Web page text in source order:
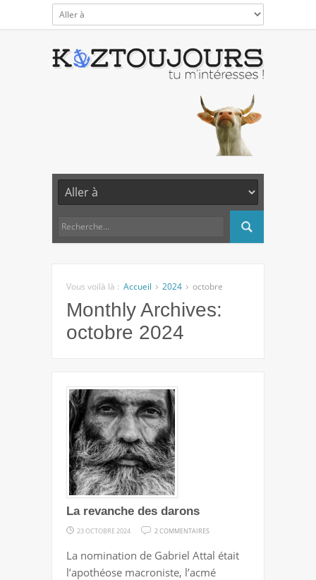
Vous voilà là : Accueil 2024 octobre
Monthly Archives:
octobre 2024
La revanche des darons
23 OCTOBRE 2024 2 COMMENTAIRES
REVANCHE
La nomination de Gabriel Attal était
l’apothéose macroniste, l’acmé